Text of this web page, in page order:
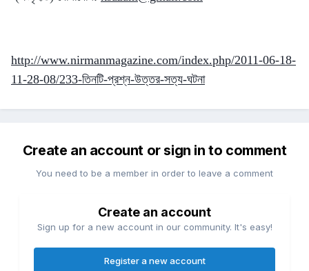
http://www.nirmanmagazine.com/index.php/2011-06-18-
11-28-08/233-তিনটি-প্রশ্ন-উত্তর-সত্য-ঘটনা
Create an account or sign in to comment
You need to be a member in order to leave a comment
Create an account
Sign up for a new account in our community. It's easy!
Register a new account